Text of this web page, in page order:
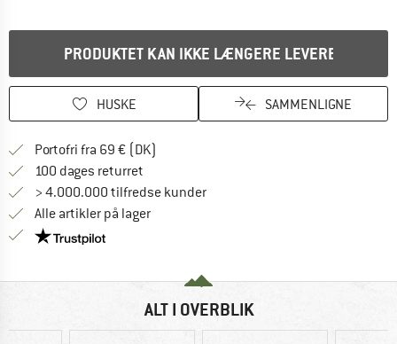
PRODUKTET KAN IKKE LÆNGERE LEVERES
HUSKE SAMMENLIGNE
Portofri fra 69 € (DK)
100 dages returret
> 4.000.000 tilfredse kunder
Alle artikler på lager
Vi er Trustpilot-certificeret - oplysningerne får du
ALT I OVERBLIK